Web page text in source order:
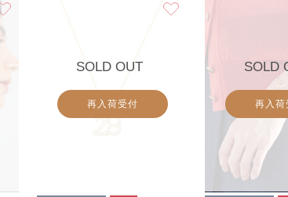
SOLD OUT
再入荷受付
SOLD
再入荷